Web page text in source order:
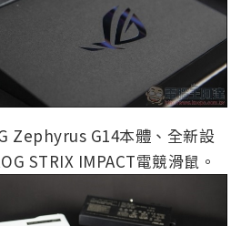
Zephyrus G14本體、全新設
STRIX IMPACT電競滑鼠。